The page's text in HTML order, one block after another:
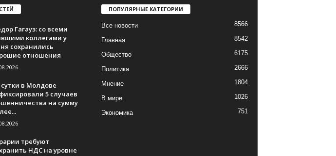
Гагауз: со всеми
коллегами у
сохранились
отношения
сутки в Молдове
5 случаев
на сумму
требуют
НДС на уровне
ПОПУЛЯРНЫЕ КАТЕГОРИИ
Все новости 8566
Главная 8542
Общество 6175
Политика 2666
Мнение 1804
В мире 1026
Экономика 751